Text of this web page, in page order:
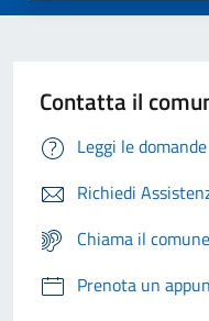
Contatta il
Leggi le
Richiedi
Chiama il
Prenota un